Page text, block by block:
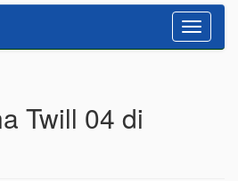
Toggle
Twill 04 di